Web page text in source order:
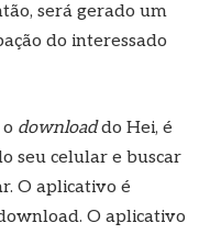
será gerado um
do interessado
downloaddo Hei, é
seu celular e buscar
O aplicativo é
O aplicativo